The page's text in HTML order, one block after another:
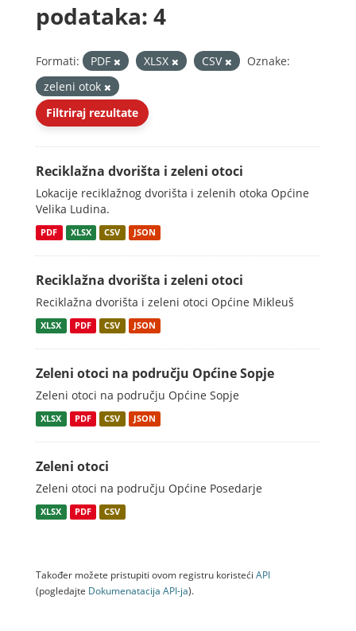
podataka: 4
Formati: PDF XLSX CSV
Oznake:
zeleni otok
Filtriraj rezultate
Reciklažna dvorišta i zeleni otoci
Lokacije reciklažnog dvorišta i zelenih otoka Općine
Velika Ludina.
PDF XLSX CSV JSON
Reciklažna dvorišta i zeleni otoci
Reciklažna dvorišta i zeleni otoci Općine Mikleuš
XLSX PDF CSV JSON
Zeleni otoci na području Općine Sopje
Zeleni otoci na području Općine Sopje
XLSX PDF CSV JSON
Zeleni otoci
Zeleni otoci na području Općine Posedarje
XLSX PDF CSV
Također možete pristupiti ovom registru koristeći API
(pogledajte Dokumenаtаcijа API-jа).